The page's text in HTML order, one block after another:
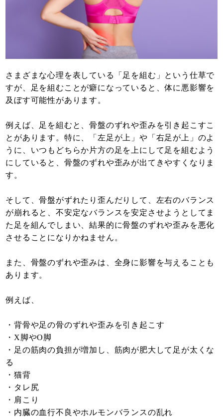
さまざまな心理を表している「足を組む」という仕草で
すが、足を組むことが癖になっていると、体に悪影響を
及ぼす可能性があります。
例えば、足を組むと、骨盤のずれや歪みを引き起こすこ
とがあります。特に、「左足が上」や「右足が上」のよ
うに、いつもどちらか片方の足を上にして足を組むよう
にしていると、骨盤のずれや歪みが出てきやすくなりま
す。
そして、骨盤がずれたり歪んだりして、左右のバランス
が崩れると、不安定なバランスを安定させようとしてま
た足を組んでしまい、結果的に骨盤のずれや歪みを悪化
させることになりかねません。
また、骨盤のずれや歪みは、全身に影響を与えることも
あります。
例えば、
・背骨や足の骨のずれや歪みを引き起こす
・X脚やO脚
・足の筋肉の負担が増加し、筋肉が肥大して足が太くな
る
・猫背
・タレ尻
・肩こり
・内臓の血行不良やホルモンバランスの乱れ